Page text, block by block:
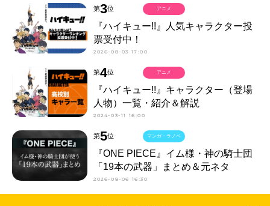
第3位
『ハイキュー!!』人気キャラクター投
票受付中！
2026-08-03 17:00
アニメ
第4位
『ハイキュー!!』キャラクター（登場
人物）一覧・紹介＆解説
2024-03-11 16:00
アニメ
第5位
『ONE PIECE』イム様・神の騎士団
「19本の武器」まとめ＆元ネタ
2026-08-06 16:30
マンガ・ラノベ